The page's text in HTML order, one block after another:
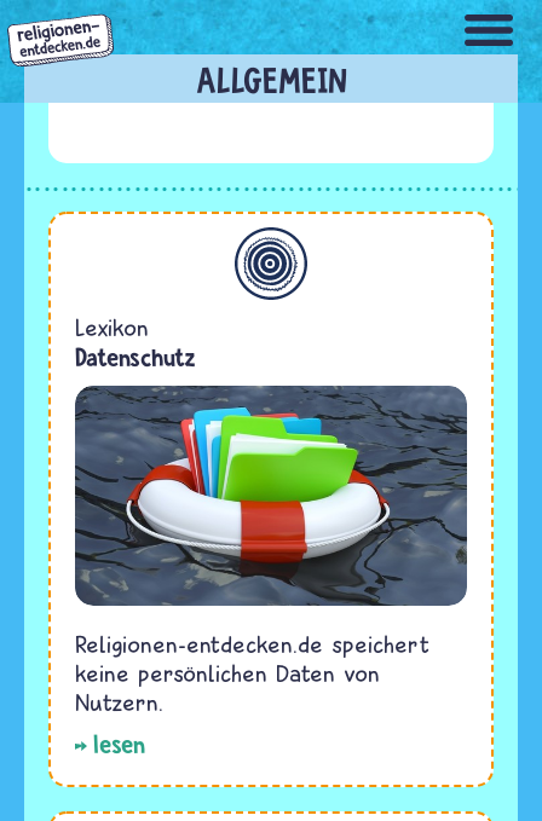
Direkt
zum
Inhalt
ALLGEMEIN
Allgemein
Lexikon
Datenschutz
Religionen-entdecken.de speichert
keine persönlichen Daten von
Nutzern.
lesen